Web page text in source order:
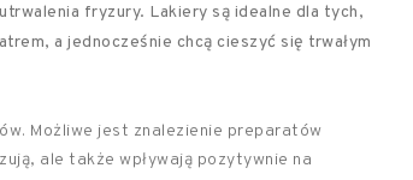
fryzury. Lakiery są idealne dla tych,
a jednocześnie chcą cieszyć się trwałym
Możliwe jest znalezienie preparatów
ale także wpływają pozytywnie na